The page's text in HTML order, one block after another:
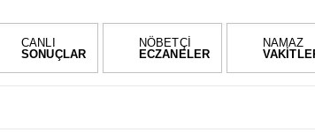
CANLI
SONUÇLAR
NÖBETÇİ
ECZANELER
NAMAZ